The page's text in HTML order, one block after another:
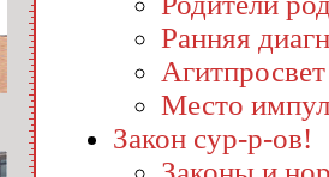
Ранняя
Агитпросвет
Место
Закон сур-р-ов!